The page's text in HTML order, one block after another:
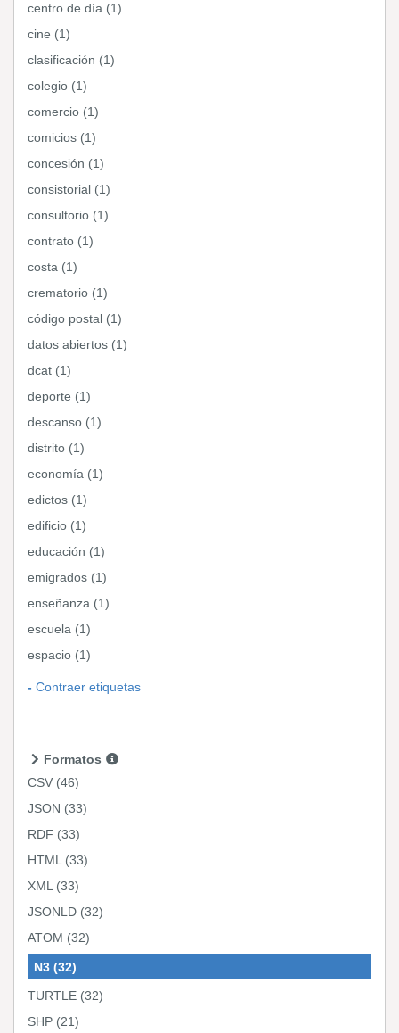
centro de día (1)
cine (1)
clasificación (1)
colegio (1)
comercio (1)
comicios (1)
concesión (1)
consistorial (1)
consultorio (1)
contrato (1)
costa (1)
crematorio (1)
código postal (1)
datos abiertos (1)
dcat (1)
deporte (1)
descanso (1)
distrito (1)
economía (1)
edictos (1)
edificio (1)
educación (1)
emigrados (1)
enseñanza (1)
escuela (1)
espacio (1)
Contraer etiquetas
Formatos
CSV (46)
JSON (33)
RDF (33)
HTML (33)
XML (33)
JSONLD (32)
ATOM (32)
N3 (32)
TURTLE (32)
SHP (21)